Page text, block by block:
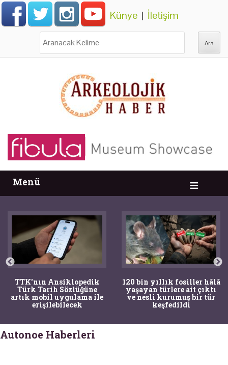
Künye | İletişim
Menü
TTK'nın Ansiklopedik
Türk Tarih Sözlüğüne
artık mobil uygulama ile
erişilebilecek
120 bin yıllık fosiller hâlâ
yaşayan türlere ait çıktı
ve nesli kurumuş bir tür
keşfedildi
Autonoe Haberleri